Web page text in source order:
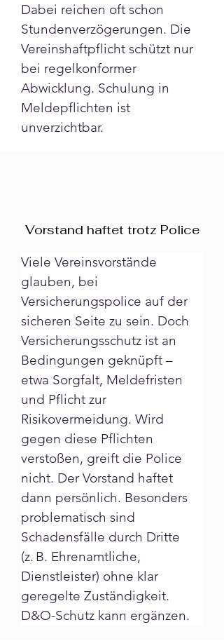
Dabei reichen oft schon
Stundenverzögerungen. Die
Vereinshaftpflicht schützt nur
bei regelkonformer
Abwicklung. Schulung in
Meldepflichten ist
unverzichtbar.
Vorstand haftet trotz Police
Viele Vereinsvorstände
glauben, bei
Versicherungspolice auf der
sicheren Seite zu sein. Doch
Versicherungsschutz ist an
Bedingungen geknüpft –
etwa Sorgfalt, Meldefristen
und Pflicht zur
Risikovermeidung. Wird
gegen diese Pflichten
verstoßen, greift die Police
nicht. Der Vorstand haftet
dann persönlich. Besonders
problematisch sind
Schadensfälle durch Dritte
(z. B. Ehrenamtliche,
Dienstleister) ohne klar
geregelte Zuständigkeit.
D&O-Schutz kann ergänzen.